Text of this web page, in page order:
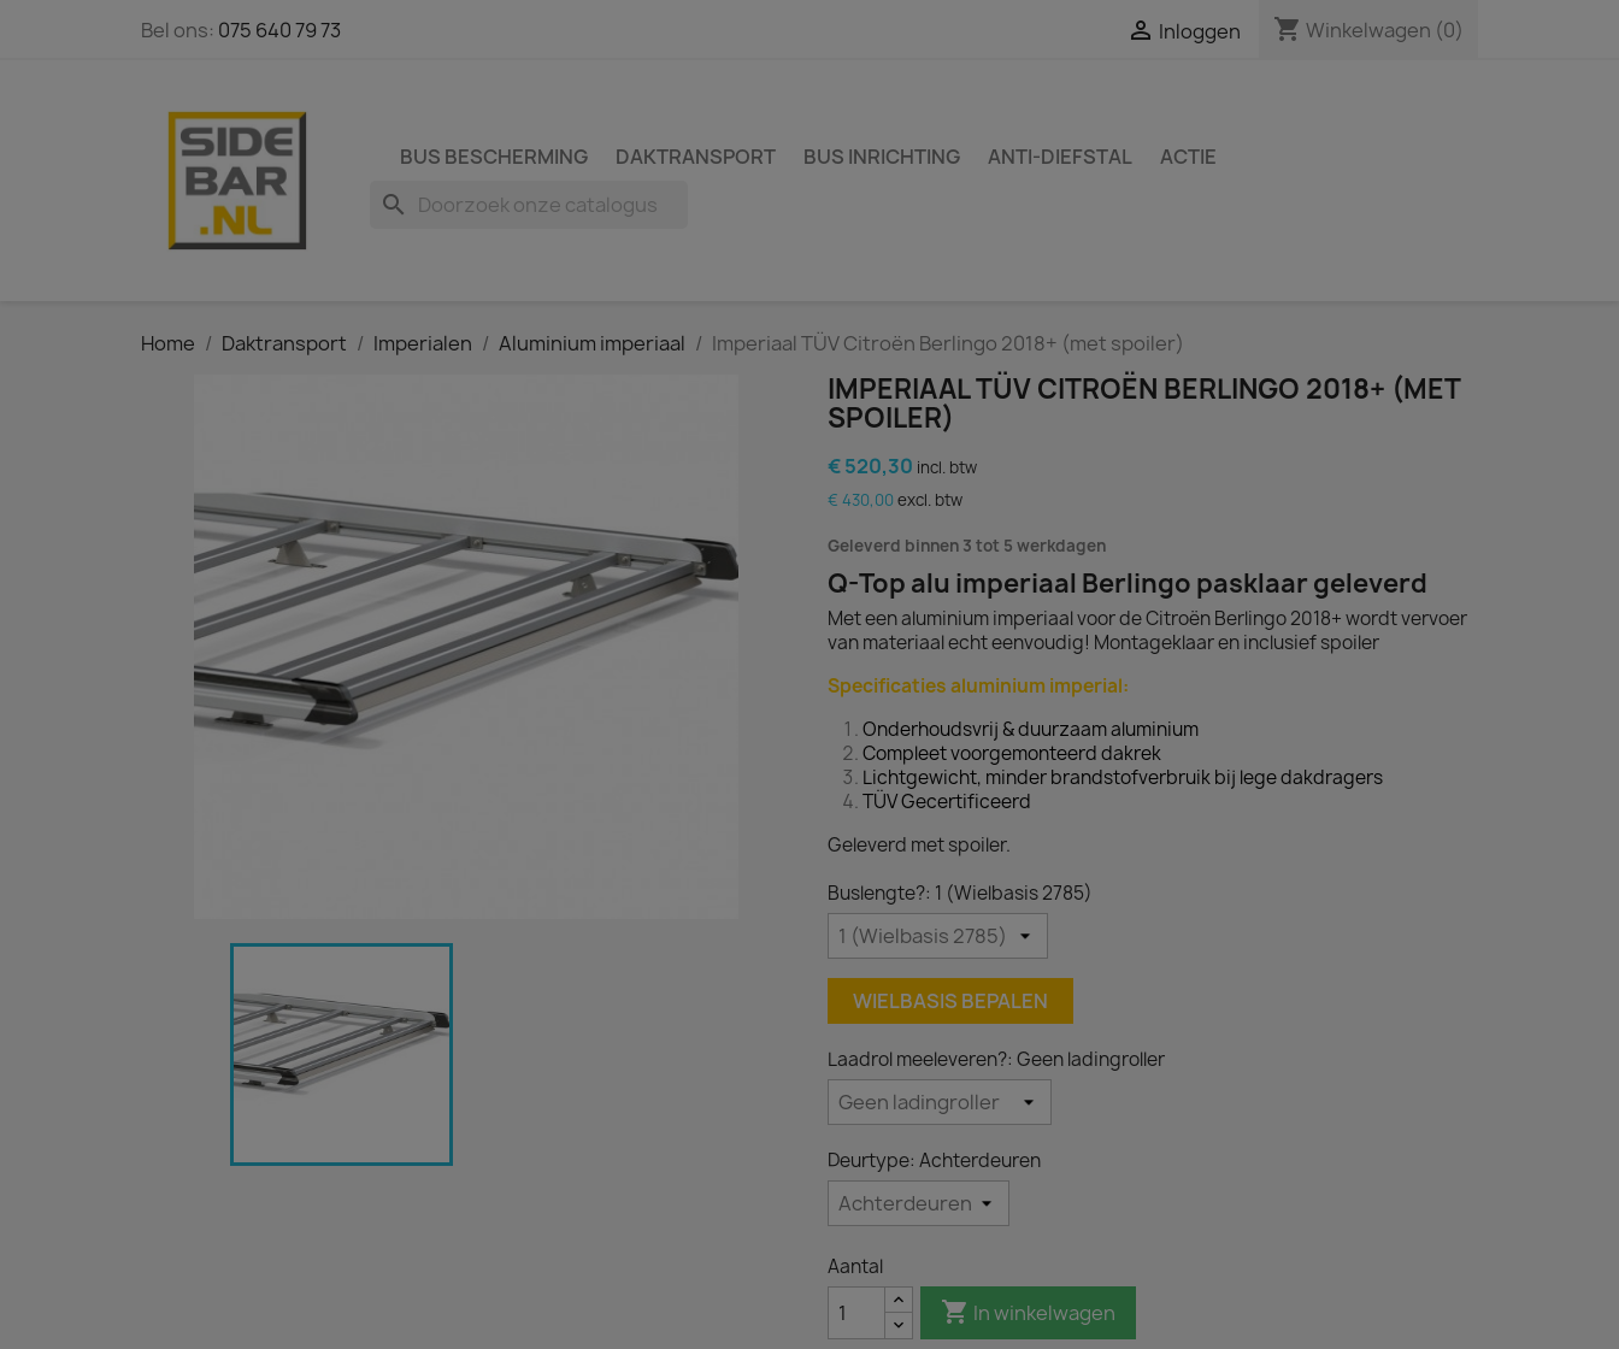
Bel ons: 075 640 79 73  Inloggen shopping_cart Winkelwagen (0)
BUS BESCHERMING DAKTRANSPORT BUS INRICHTING ANTI-DIEFSTAL ACTIE
search
Home Daktransport Imperialen Aluminium imperiaal Imperiaal TÜV Citroën Berlingo 2018+ (met spoiler)
IMPERIAAL TÜV CITROËN BERLINGO 2018+ (MET
SPOILER)
€ 520,30 incl. btw
€ 430,00 excl. btw
Geleverd binnen 3 tot 5 werkdagen
Q-Top alu imperiaal Berlingo pasklaar geleverd
Met een aluminium imperiaal voor de Citroën Berlingo 2018+ wordt vervoer
van materiaal echt eenvoudig! Montageklaar en inclusief spoiler
Specificaties aluminium imperial:
Onderhoudsvrij & duurzaam aluminium
Compleet voorgemonteerd dakrek
Lichtgewicht, minder brandstofverbruik bij lege dakdragers
TÜV Gecertificeerd
Geleverd met spoiler.
Buslengte?: 1 (Wielbasis 2785)
WIELBASIS BEPALEN
Laadrol meeleveren?: Geen ladingroller
Deurtype: Achterdeuren
Aantal
 In winkelwagen